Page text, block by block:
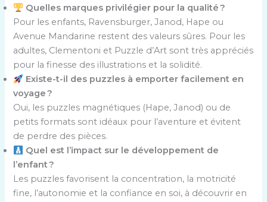
Quelles marques privilégier pour la qualité ?
Pour les enfants, Ravensburger, Janod, Hape ou
Avenue Mandarine restent des valeurs sûres. Pour les
adultes, Clementoni et Puzzle d’Art sont très appréciés
pour la finesse des illustrations et la solidité.
Existe-t-il des puzzles à emporter facilement en
voyage ?
Oui, les puzzles magnétiques (Hape, Janod) ou de
petits formats sont idéaux pour l’aventure et évitent
de perdre des pièces.
Quel est l’impact sur le développement de
l’enfant ?
Les puzzles favorisent la concentration, la motricité
fine, l’autonomie et la confiance en soi, à découvrir en